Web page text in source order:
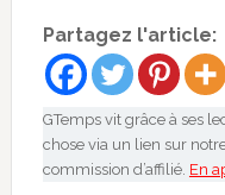
Partagez l'article:
GTemps vit grâce à ses
chose via un lien sur
commission d’affilié. En